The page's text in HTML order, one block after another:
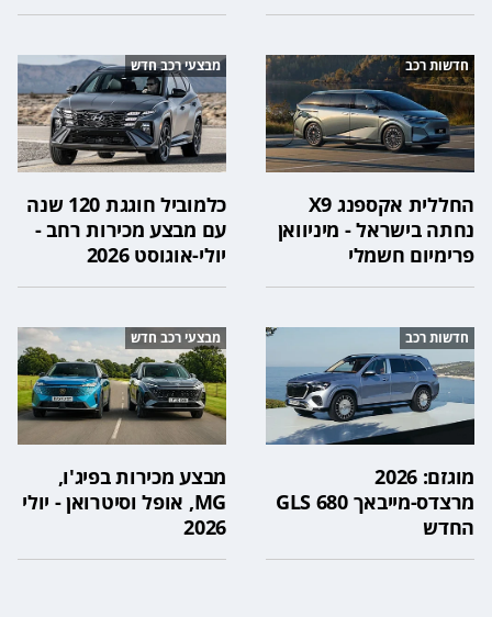
חדשות רכב
החללית אקספנג X9
נחתה בישראל - מיניוואן
פרימיום חשמלי
מבצעי רכב חדש
כלמוביל חוגגת 120 שנה
עם מבצע מכירות רחב -
יולי-אוגוסט 2026
חדשות רכב
מוגזם: 2026
מרצדס-מייבאך GLS 680
החדש
מבצעי רכב חדש
מבצע מכירות בפיג'ו,
MG, אופל וסיטרואן - יולי
2026